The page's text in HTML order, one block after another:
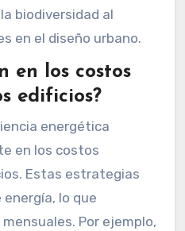
biodiversidad al
en el diseño urbano.
en los costos
edificios?
energética
en los costos
Estas estrategias
lo que
Por ejemplo,